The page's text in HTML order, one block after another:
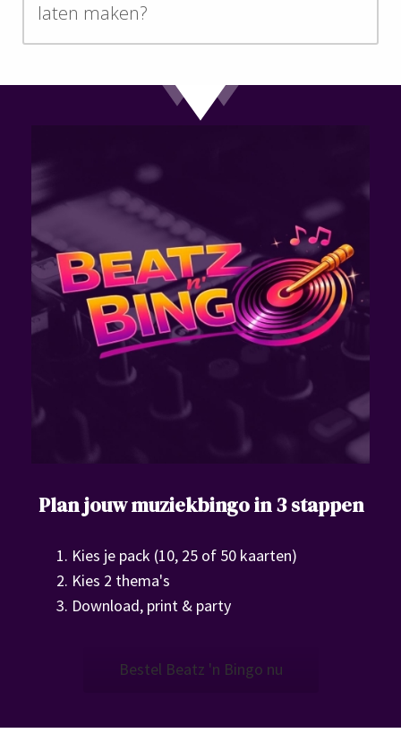
laten maken?
Plan jouw muziekbingo in 3 stappen
1. Kies je pack (10, 25 of 50 kaarten)
2. Kies 2 thema's
3. Download, print & party
Bestel Beatz 'n Bingo nu